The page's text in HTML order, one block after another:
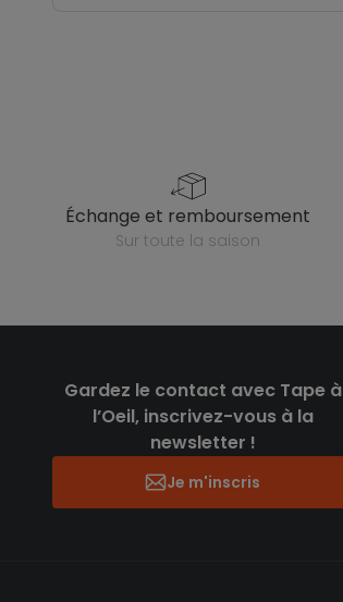
échange et remboursement
sur toute la saison
Gardez le contact avec Tape à
l’Oeil, inscrivez-vous à la
newsletter !
Je m'inscris